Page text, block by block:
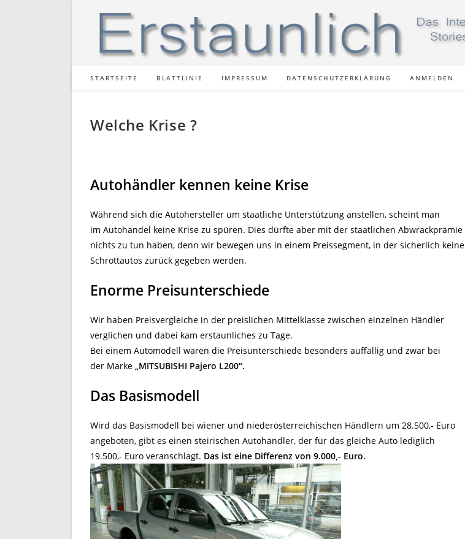
STARTSEITE BLATTLINIE IMPRESSUM DATENSCHUTZERKLÄRUNG ANMELDEN
Welche Krise ?
Autohändler kennen keine Krise
Während sich die Autohersteller um staatliche Unterstützung anstellen, scheint man
im Autohandel keine Krise zu spüren. Dies dürfte aber mit der staatlichen Abwrackprämie
nichts zu tun haben, denn wir bewegen uns in einem Preissegment, in der sicherlich keine
Schrottautos zurück gegeben werden.
Enorme Preisunterschiede
Wir haben Preisvergleiche in der preislichen Mittelklasse zwischen einzelnen Händler
verglichen und dabei kam erstaunliches zu Tage.
Bei einem Automodell waren die Preisunterschiede besonders auffällig und zwar bei
der Marke „MITSUBISHI Pajero L200“.
Das Basismodell
Wird das Basismodell bei wiener und niederösterreichischen Händlern um 28.500,- Euro
angeboten, gibt es einen steirischen Autohändler, der für das gleiche Auto lediglich
19.500,- Euro veranschlagt. Das ist eine Differenz von 9.000,- Euro.